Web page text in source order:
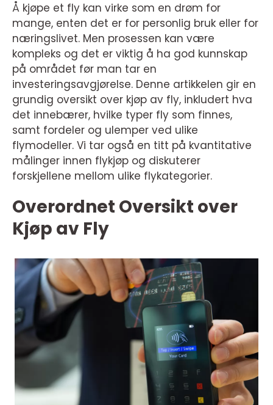
Å kjøpe et fly kan virke som en drøm for
mange, enten det er for personlig bruk eller for
næringslivet. Men prosessen kan være
kompleks og det er viktig å ha god kunnskap
på området før man tar en
investeringsavgjørelse. Denne artikkelen gir en
grundig oversikt over kjøp av fly, inkludert hva
det innebærer, hvilke typer fly som finnes,
samt fordeler og ulemper ved ulike
flymodeller. Vi tar også en titt på kvantitative
målinger innen flykjøp og diskuterer
forskjellene mellom ulike flykategorier.
Overordnet Oversikt over
Kjøp av Fly